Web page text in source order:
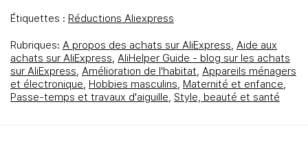
Étiquettes : Réductions Aliexpress
Rubriques: A propos des achats sur AliExpress, Aide aux
achats sur AliExpress, AliHelper Guide - blog sur les achats
sur AliExpress, Amélioration de l'habitat, Appareils ménagers
et électronique, Hobbies masculins, Maternité et enfance,
Passe-temps et travaux d'aiguille, Style, beauté et santé